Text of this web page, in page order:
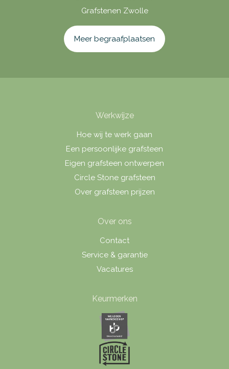
Grafstenen Zwolle
Meer begraafplaatsen
Werkwijze
Hoe wij te werk gaan
Een persoonlijke grafsteen
Eigen grafsteen ontwerpen
Circle Stone grafsteen
Over grafsteen prijzen
Over ons
Contact
Service & garantie
Vacatures
Keurmerken